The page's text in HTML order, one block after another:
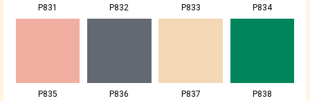
P831 P832 P833 P834
P835 P836 P837 P838